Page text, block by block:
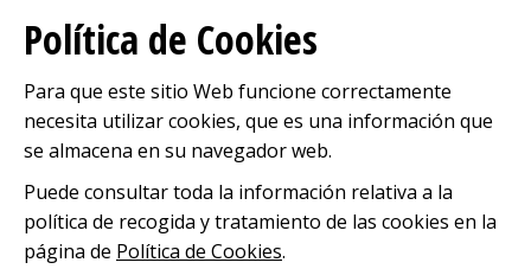
Política de Cookies
Para que este sitio Web funcione correctamente
necesita utilizar cookies, que es una información que
se almacena en su navegador web.
Puede consultar toda la información relativa a la
política de recogida y tratamiento de las cookies en la
página de Política de Cookies.